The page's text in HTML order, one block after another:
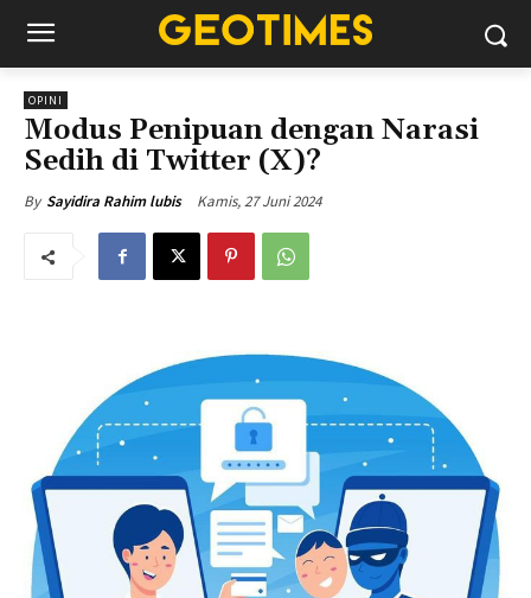
OPINI
Modus Penipuan dengan Narasi
Sedih di Twitter (X)?
By Sayidira Rahim lubis Kamis, 27 Juni 2024